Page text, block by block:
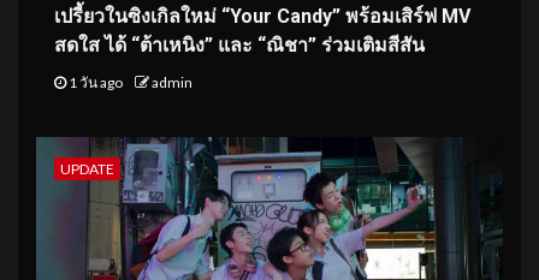
เปรี้ยวในซิงเกิลใหม่ “Your Candy” พร้อมเสิร์ฟ MV
สดใส ได้ “ต้าเหนิง” และ “ณิชา” ร่วมเติมสีสัน
1 วัน ago admin
UPDATE